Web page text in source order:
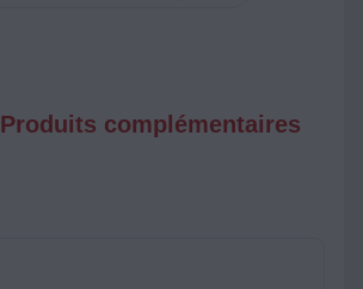
Produits complémentaires